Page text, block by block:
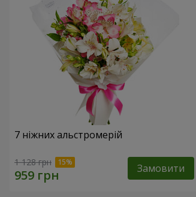
7 ніжних альстромерій
1 128 грн Замовити